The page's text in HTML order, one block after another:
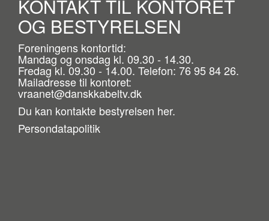
KONTAKT TIL KONTORET
OG BESTYRELSEN
Foreningens kontortid:
Mandag og onsdag kl. 09.30 - 14.30.
Fredag kl. 09.30 - 14.00. Telefon: 76 95 84 26.
Mailadresse til kontoret:
vraanet@danskkabeltv.dk
Du kan kontakte bestyrelsen her.
Persondatapolitik